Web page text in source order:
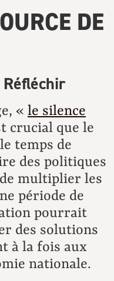
DE
« le silence
crucial que le
temps de
des politiques
multiplier les
période de
pourrait
des solutions
à la fois aux
nationale.